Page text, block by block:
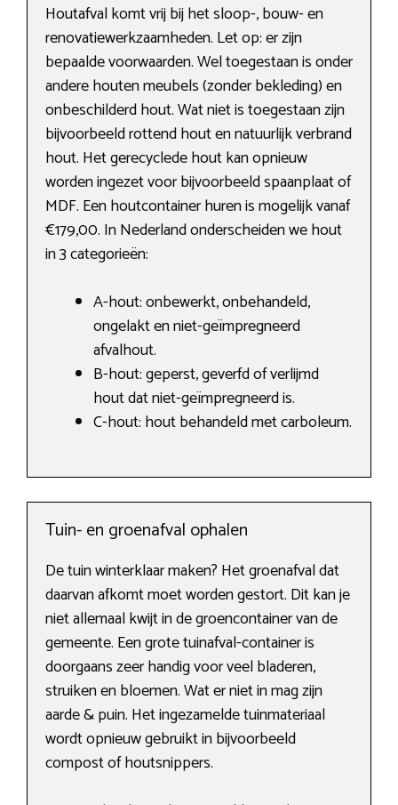
Houtafval komt vrij bij het sloop-, bouw- en
renovatiewerkzaamheden. Let op: er zijn
bepaalde voorwaarden. Wel toegestaan is onder
andere houten meubels (zonder bekleding) en
onbeschilderd hout. Wat niet is toegestaan zijn
bijvoorbeeld rottend hout en natuurlijk verbrand
hout. Het gerecyclede hout kan opnieuw
worden ingezet voor bijvoorbeeld spaanplaat of
MDF. Een houtcontainer huren is mogelijk vanaf
€179,00. In Nederland onderscheiden we hout
in 3 categorieën:
A-hout: onbewerkt, onbehandeld,
ongelakt en niet-geïmpregneerd
afvalhout.
B-hout: geperst, geverfd of verlijmd
hout dat niet-geïmpregneerd is.
C-hout: hout behandeld met carboleum.
Tuin- en groenafval ophalen
De tuin winterklaar maken? Het groenafval dat
daarvan afkomt moet worden gestort. Dit kan je
niet allemaal kwijt in de groencontainer van de
gemeente. Een grote tuinafval-container is
doorgaans zeer handig voor veel bladeren,
struiken en bloemen. Wat er niet in mag zijn
aarde & puin. Het ingezamelde tuinmateriaal
wordt opnieuw gebruikt in bijvoorbeeld
compost of houtsnippers.